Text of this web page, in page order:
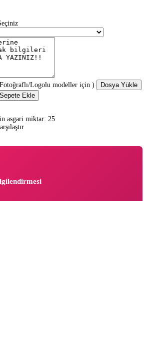
Logolu modeller için )
Dosya Yükle
Sepete Ekle
asgari miktar: 25